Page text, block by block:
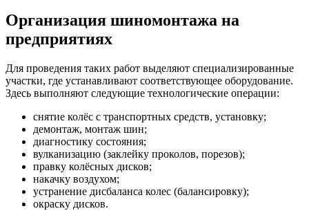
Организация шиномонтажа на
предприятиях
Для проведения таких работ выделяют специализированные
участки, где устанавливают соответствующее оборудование.
Здесь выполняют следующие технологические операции:
снятие колёс с транспортных средств, установку;
демонтаж, монтаж шин;
диагностику состояния;
вулканизацию (заклейку проколов, порезов);
правку колёсных дисков;
накачку воздухом;
устранение дисбаланса колес (балансировку);
окраску дисков.